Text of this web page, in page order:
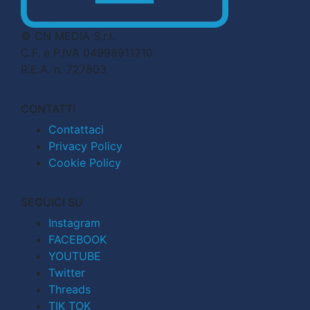
© CN MEDIA S.r.l.
C.F. e P.IVA 04998911210
R.E.A. n. 727803
CONTATTI
Contattaci
Privacy Policy
Cookie Policy
SEGUICI SU
Instagram
FACEBOOK
YOUTUBE
Twitter
Threads
TIK TOK